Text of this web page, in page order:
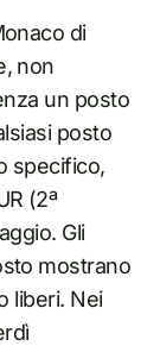
di
non
un posto
posto
specifico,
(2ª
Gli
mostrano
liberi. Nei